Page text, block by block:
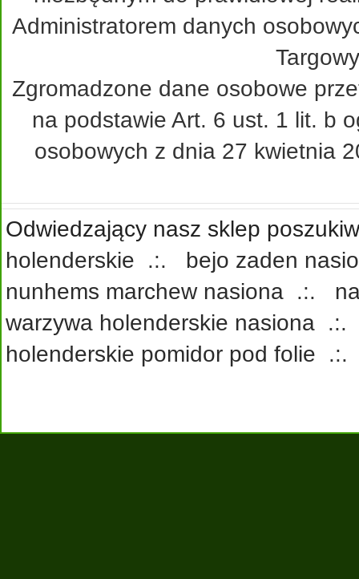
Administratorem danych
Zgromadzone dane osobowe
na podstawie Art. 6 ust. 1 lit. b
osobowych z dnia 27 kwietnia
Odwiedzający nasz sklep
holenderskie .:. bejo zaden
nunhems marchew nasiona .:.
warzywa holenderskie nasiona
holenderskie pomidor pod folie